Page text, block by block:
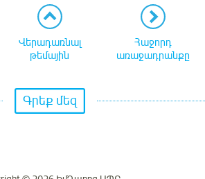
Վերադառնալ
թեմային
Հաջորդ
առաջադրանքը
Գրեք մեզ